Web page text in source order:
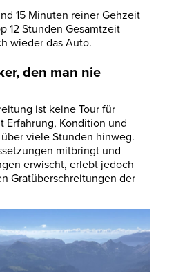
15 Minuten reiner Gehzeit
12 Stunden Gesamtzeit
wieder das Auto.
den man nie
ist keine Tour für
Erfahrung, Kondition und
viele Stunden hinweg.
mitbringt und
erwischt, erlebt jedoch
Gratüberschreitungen der